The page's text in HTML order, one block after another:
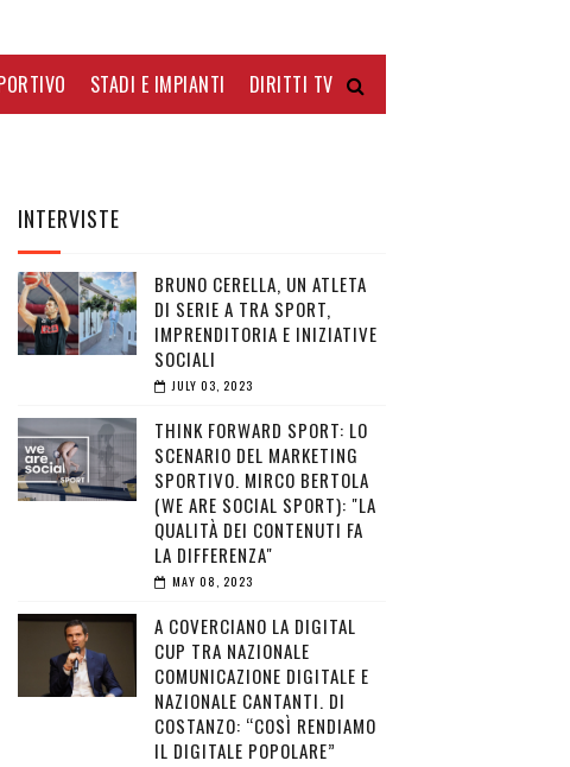
STADI E IMPIANTI DIRITTI TV
INTERVISTE
BRUNO CERELLA, UN ATLETA
DI SERIE A TRA SPORT,
IMPRENDITORIA E INIZIATIVE
SOCIALI
JULY 03, 2023
THINK FORWARD SPORT: LO
SCENARIO DEL MARKETING
SPORTIVO. MIRCO BERTOLA
(WE ARE SOCIAL SPORT): "LA
QUALITÀ DEI CONTENUTI FA
LA DIFFERENZA"
MAY 08, 2023
A COVERCIANO LA DIGITAL
CUP TRA NAZIONALE
COMUNICAZIONE DIGITALE E
NAZIONALE CANTANTI. DI
COSTANZO: “COSÌ RENDIAMO
IL DIGITALE POPOLARE”